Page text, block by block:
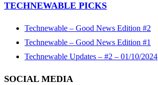
TECHNEWABLE PICKS
Technewable – Good News Edition #2
Technewable – Good News Edition #1
Technewable Updates – #2 – 01/10/2024
SOCIAL MEDIA